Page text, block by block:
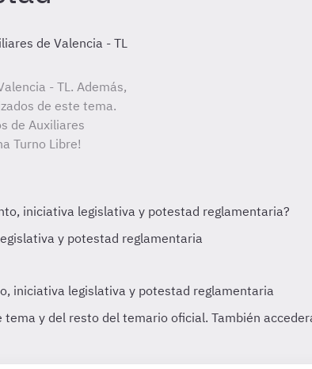
de Valencia - TL
- TL. Además,
de este tema.
de Auxiliares
Turno Libre!